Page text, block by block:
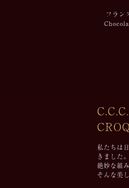
フラン
私たちは
きました
絶妙な組
そんな美